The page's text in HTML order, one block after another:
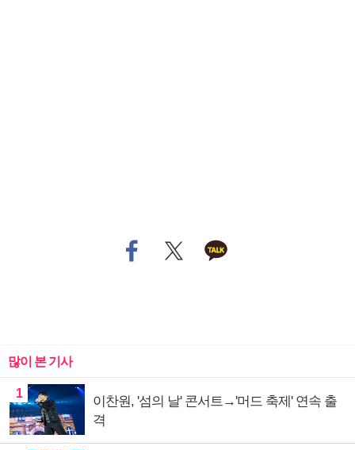
많이 본 기사
1
이찬원, '섬의 날' 콘서트→'머드 축제' 연속 출
격